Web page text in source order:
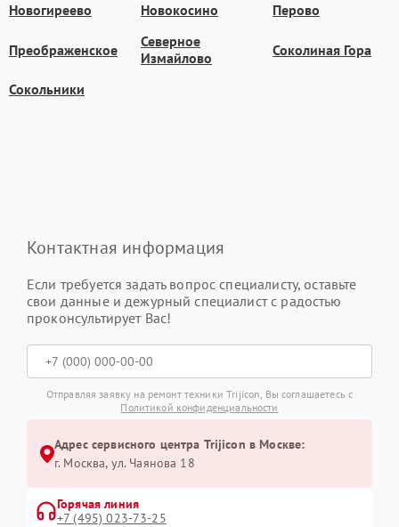
Новогиреево Новокосино Перово
Преображенское
Северное
Измайлово
Соколиная Гора
Сокольники
Контактная информация
Если требуется задать вопрос специалисту, оставьте
свои данные и дежурный специалист с радостью
проконсультирует Вас!
Отправляя заявку на ремонт техники Trijicon, Вы соглашаетесь с
Политикой конфиденциальности
Адрес сервисного центра Trijicon в Москве:
г. Москва, ул. Чаянова 18
Горячая линия
+7 (495) 023-73-25